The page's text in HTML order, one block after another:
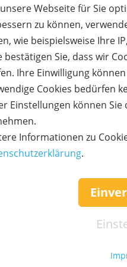
Webseite für Sie
zu können,
wie beispielsweise Ihre
bestätigen Sie, dass wir
Ihre Einwilligung
Cookies bedürfen
Einstellungen können
Informationen zu
.
Gutschein
1 für „Stars in
im
untersagt. Nur einlösbar
von „Stars in Concert“
Live-